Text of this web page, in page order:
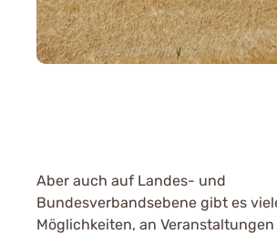
Aber auch auf Landes- und
Bundesverbandsebene gibt es
Möglichkeiten, an